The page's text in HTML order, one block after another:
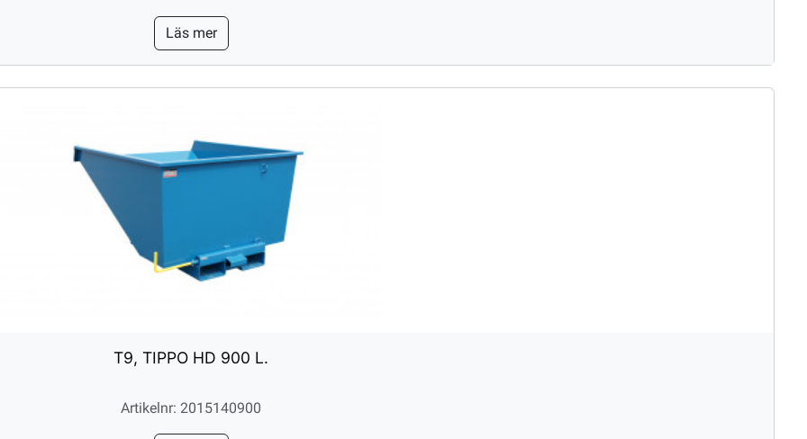
Läs mer
T9, TIPPO HD 900 L.
Artikelnr: 2015140900